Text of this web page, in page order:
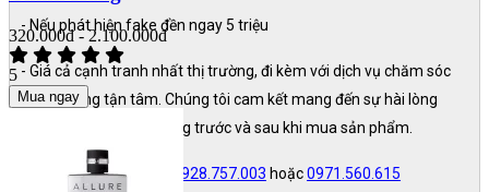
- Nếu phát hiện fake đền ngay 5 triệu
- Giá cả cạnh tranh nhất thị trường, đi kèm với dịch vụ chăm sóc
khách hàng tận tâm. Chúng tôi cam kết mang đến sự hài lòng
tuyệt đối cho khách hàng trước và sau khi mua sản phẩm.
- Liên hệ ngay Hotline: 0928.757.003 hoặc0971.560.615
320.000đ - 2.100.000đ
5
Mua ngay